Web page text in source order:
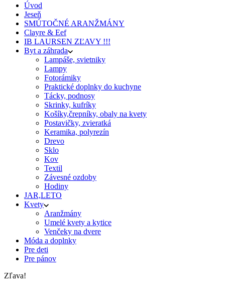
Úvod
Jeseň
SMÚTOČNÉ ARANŽMÁNY
Clayre & Eef
IB LAURSEN ZĽAVY !!!
Byt a záhrada
Lampáše, svietniky
Lampy
Fotorámiky
Praktické doplnky do kuchyne
Tácky, podnosy
Skrinky, kufríky
Košíky,črepníky, obaly na kvety
Postavičky, zvieratká
Keramika, polyrezín
Drevo
Sklo
Kov
Textil
Závesné ozdoby
Hodiny
JAR,LETO
Kvety
Aranžmány
Umelé kvety a kytice
Venčeky na dvere
Móda a doplnky
Pre deti
Pre pánov
Zľava!